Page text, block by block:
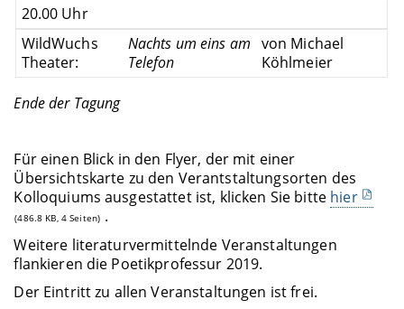
20.00 Uhr
WildWuchs
Theater:
Nachts um eins am
Telefon
von Michael
Köhlmeier
Ende der Tagung
Für einen Blick in den Flyer, der mit einer
Übersichtskarte zu den Verantstaltungsorten des
Kolloquiums ausgestattet ist, klicken Sie bitte hier
(486.8 KB, 4 Seiten) .
Weitere literaturvermittelnde Veranstaltungen
flankieren die Poetikprofessur 2019.
Der Eintritt zu allen Veranstaltungen ist frei.